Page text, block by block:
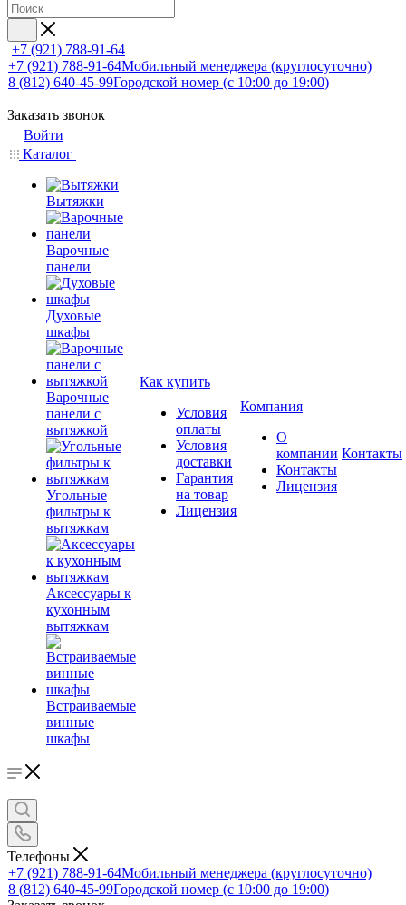
+7 (921) 788-91-64
+7 (921) 788-91-64Мобильный менеджера (круглосуточно)
8 (812) 640-45-99Городской номер (с 10:00 до 19:00)
Заказать звонок
Войти
Каталог
Вытяжки
Варочные
панели
Духовые
шкафы
Варочные
панели с
вытяжкой
Угольные
фильтры к
вытяжкам
Аксессуары к
кухонным
вытяжкам
Встраиваемые
винные
шкафы
Как купить
Условия
оплаты
Условия
доставки
Гарантия
на товар
Лицензия
Компания
О
компании
Контакты
Лицензия
Контакты
Телефоны
+7 (921) 788-91-64Мобильный менеджера (круглосуточно)
8 (812) 640-45-99Городской номер (с 10:00 до 19:00)